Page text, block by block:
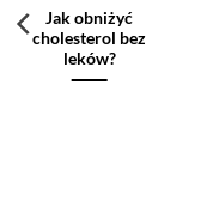
Jak obniżyć
cholesterol bez
leków?